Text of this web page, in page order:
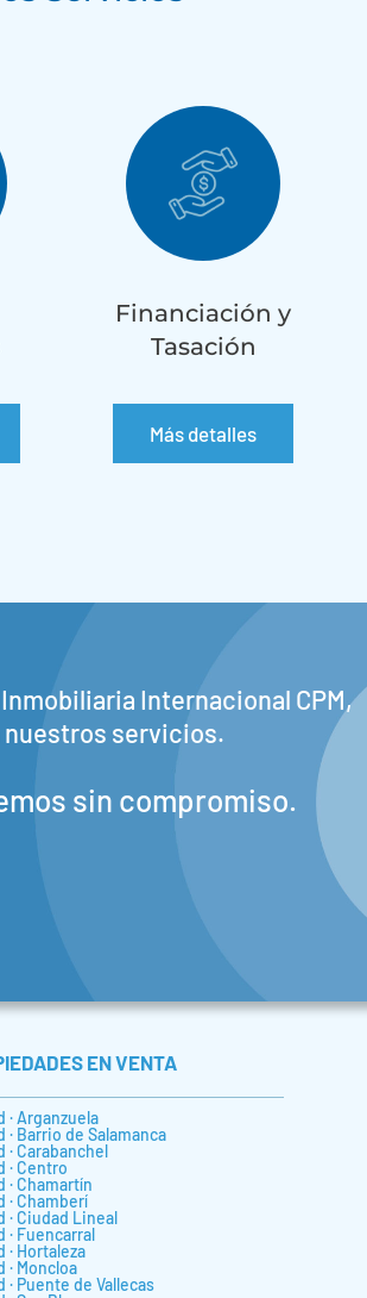
Financiación y
Tasación
Más detalles
Internacional CPM,
servicios.
sin compromiso.
EN VENTA
· Arganzuela
· Barrio de Salamanca
· Carabanchel
· Centro
· Chamartín
· Chamberí
· Ciudad Lineal
· Fuencarral
· Hortaleza
· Moncloa
· Puente de Vallecas